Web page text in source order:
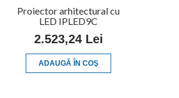
Proiector arhitectural cu
LED IPLED9C
2.523,24 Lei
ADAUGĂ ÎN COŞ